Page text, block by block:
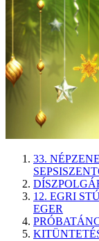
33.
12. EGRI
EGER